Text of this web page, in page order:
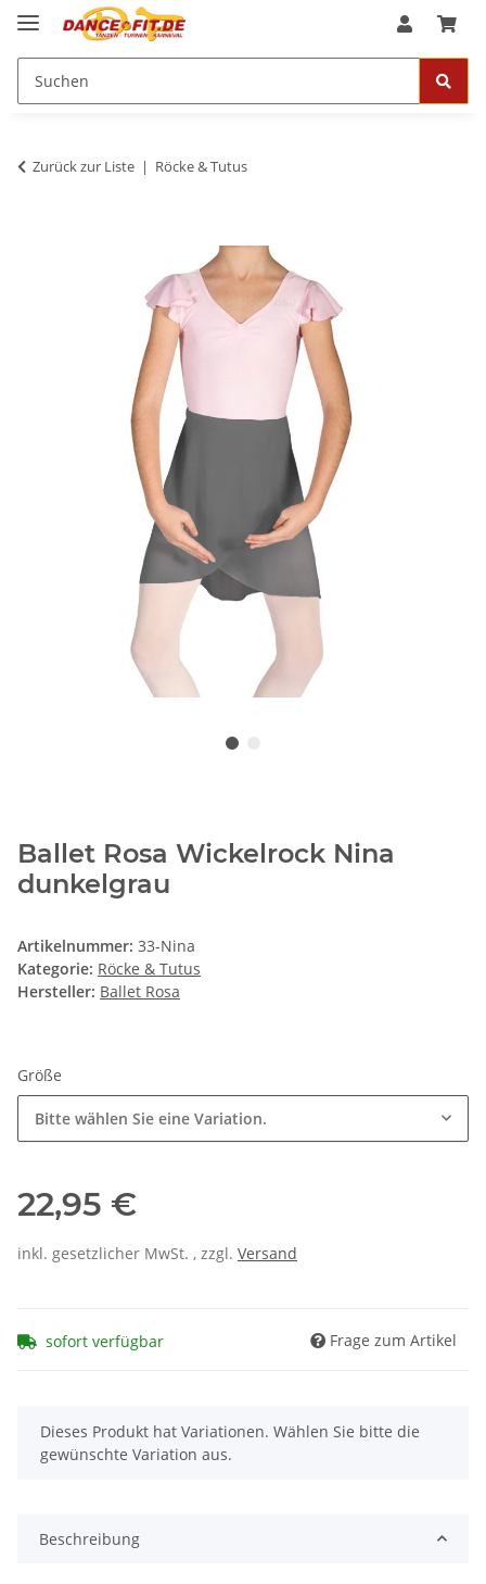
Zurück zur Liste Röcke & Tutus
Ballet Rosa Wickelrock Nina
dunkelgrau
Artikelnummer: 33-Nina
Kategorie: Röcke & Tutus
Hersteller: Ballet Rosa
Größe
Bitte wählen Sie eine Variation.
22,95 €
inkl. gesetzlicher MwSt. , zzgl. Versand
sofort verfügbar Frage zum Artikel
x
Dieses Produkt hat Variationen. Wählen Sie bitte die
gewünschte Variation aus.
Beschreibung